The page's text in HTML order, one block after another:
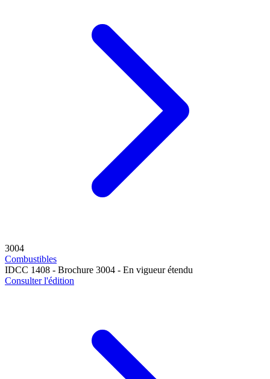
3004
Combustibles
IDCC 1408 - Brochure 3004 - En vigueur étendu
Consulter l'édition